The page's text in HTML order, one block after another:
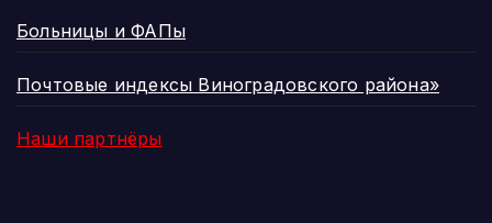
Больницы и ФАПы
Почтовые индексы Виноградовского района»
Наши партнёры